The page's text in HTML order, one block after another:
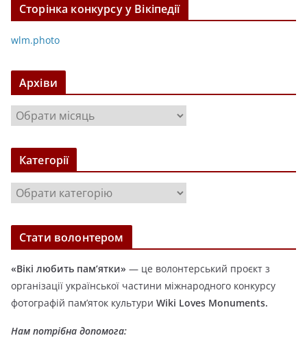
Сторінка конкурсу у Вікіпедії
wlm.photo
Архіви
р
х
в
Категорії
а
т
о
р
і
ї
Стати волонтером
«Вікі любить пам’ятки» — це волонтерський проєкт з
організації української частини міжнародного конкурсу
фотографій пам’яток культури Wiki Loves Monuments.
Нам потрібна допомога: